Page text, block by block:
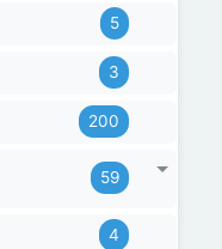
5
3
200
59
4